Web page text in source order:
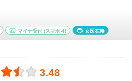
マイナ受付 (スマホ可) 女医在籍
3.48